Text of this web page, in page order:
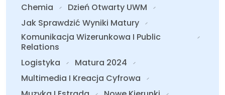
Chemia
Dzień Otwarty UWM
Jak Sprawdzić Wyniki Matury
Komunikacja Wizerunkowa I Public
Relations
Logistyka
Matura 2024
Multimedia I Kreacja Cyfrowa